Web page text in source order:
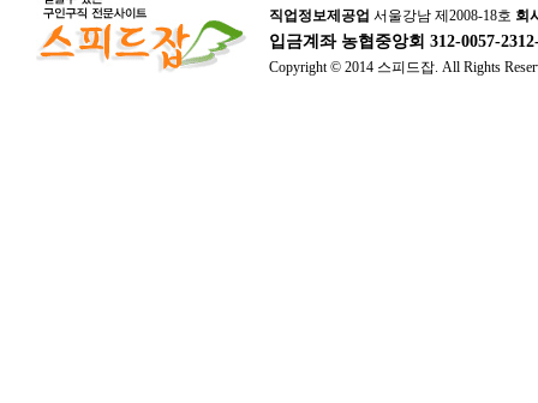
직업정보제공업 서울강남 제2008-18호 회
입금계좌 농협중앙회 312-0057-
Copyright © 2014 스피드잡. All Rights